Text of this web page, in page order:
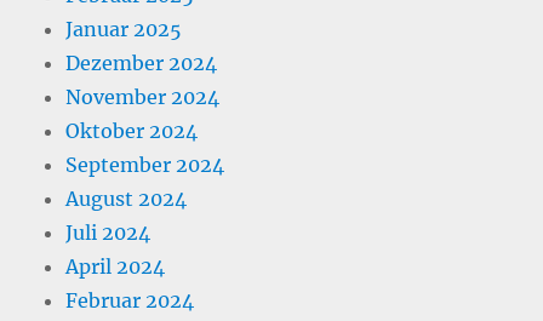
Januar 2025
Dezember 2024
November 2024
Oktober 2024
September 2024
August 2024
Juli 2024
April 2024
Februar 2024